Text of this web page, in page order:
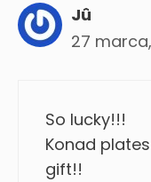
Jû
27 marca,
So lucky!!!
Konad
gift!!